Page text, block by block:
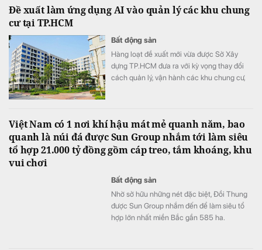
trên địa bàn tỉnh.
Đề xuất làm ứng dụng AI vào quản lý các khu chung
cư tại TP.HCM
Bất động sản
Hàng loạt đề xuất mới vừa được Sở Xây
dựng TP.HCM đưa ra với kỳ vọng thay đổi
cách quản lý, vận hành các khu chung cư,
Việt Nam có 1 nơi khí hậu mát mẻ quanh năm, bao
quanh là núi đá được Sun Group nhắm tới làm siêu
tổ hợp 21.000 tỷ đồng gồm cáp treo, tắm khoáng, khu
vui chơi
Bất động sản
Nhờ sở hữu những nét đặc biệt, Đồi Thung
được Sun Group nhắm đến để làm siêu tổ
hợp lớn nhất miền Bắc gần 585 ha.